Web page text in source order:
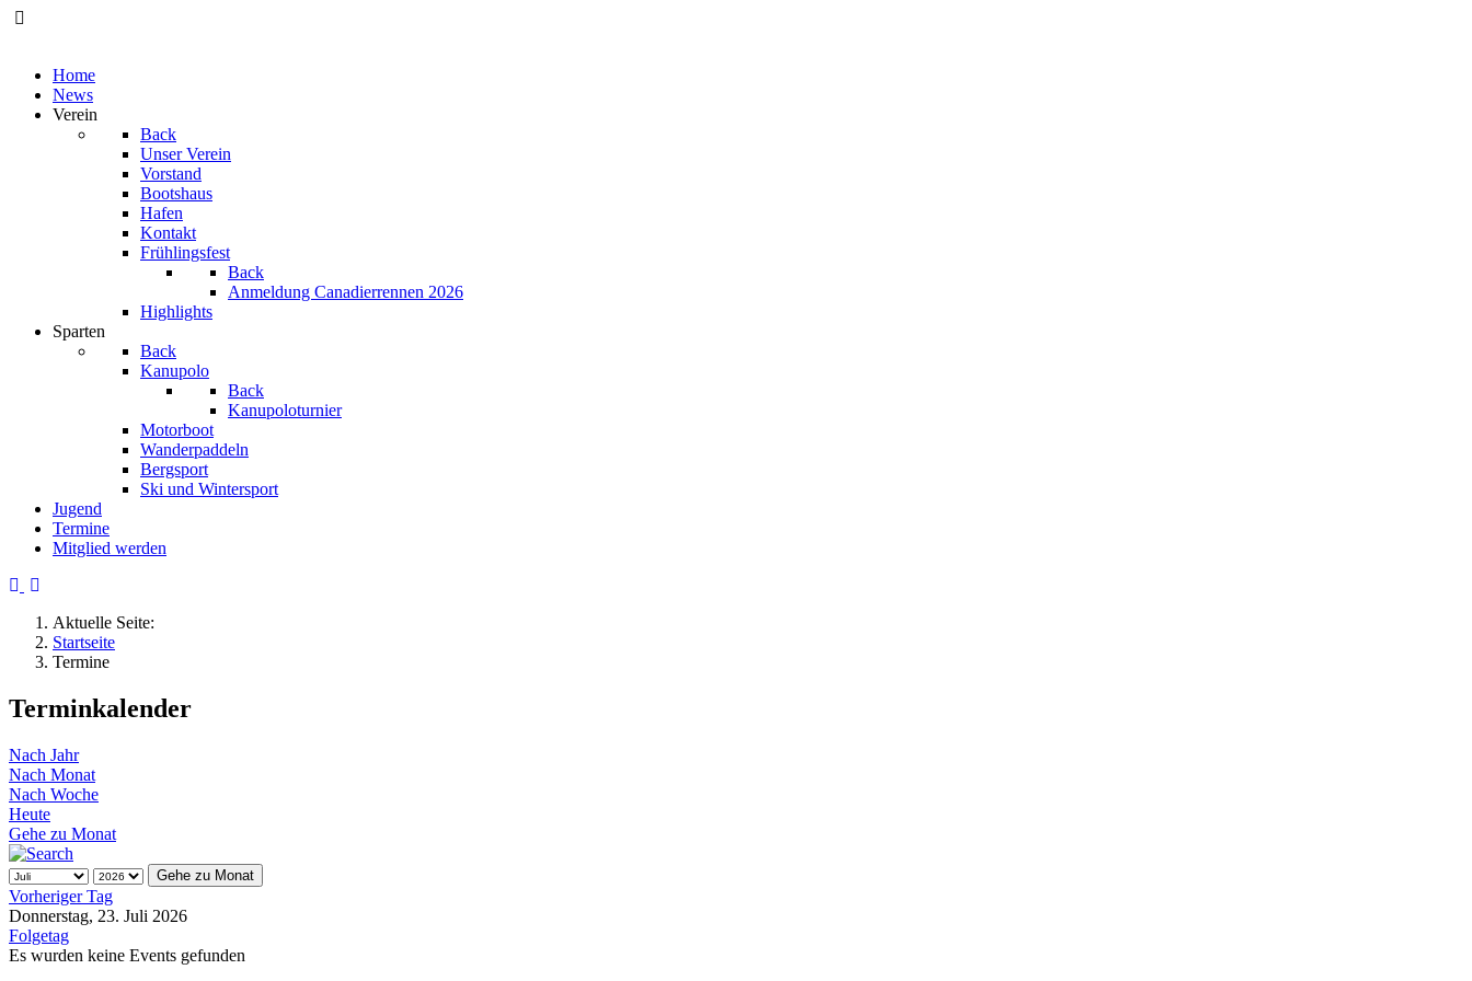
Home
News
Verein
Back
Unser Verein
Vorstand
Bootshaus
Hafen
Kontakt
Frühlingsfest
Back
Anmeldung Canadierrennen 2026
Highlights
Sparten
Back
Kanupolo
Back
Kanupoloturnier
Motorboot
Wanderpaddeln
Bergsport
Ski und Wintersport
Jugend
Termine
Mitglied werden
Aktuelle Seite:
Startseite
Termine
Terminkalender
Nach Jahr
Nach Monat
Nach Woche
Heute
Gehe zu Monat
Gehe zu Monat
Vorheriger Tag
Donnerstag, 23. Juli 2026
Folgetag
Es wurden keine Events gefunden